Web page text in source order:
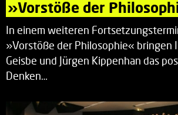
»Vorstöße der
In einem weiteren
»Vorstöße der Philosophie« bringen
Geisbe und Jürgen Kippenhan das
Denken…